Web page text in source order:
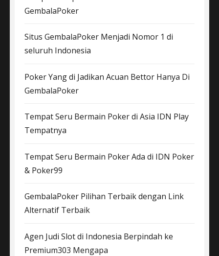
GembalaPoker
Situs GembalaPoker Menjadi Nomor 1 di
seluruh Indonesia
Poker Yang di Jadikan Acuan Bettor Hanya Di
GembalaPoker
Tempat Seru Bermain Poker di Asia IDN Play
Tempatnya
Tempat Seru Bermain Poker Ada di IDN Poker
& Poker99
GembalaPoker Pilihan Terbaik dengan Link
Alternatif Terbaik
Agen Judi Slot di Indonesia Berpindah ke
Premium303 Mengapa